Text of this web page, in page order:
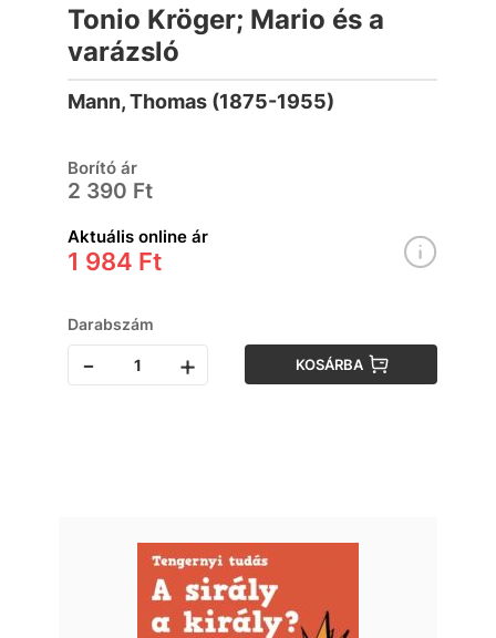
Tonio Kröger; Mario és a
varázsló
Mann, Thomas (1875-1955)
Borító ár
2 390 Ft
Aktuális online ár
1 984 Ft
Darabszám
- + KOSÁRBA